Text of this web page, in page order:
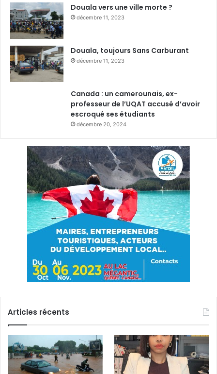
Douala vers une ville morte ?
décembre 11, 2023
Douala, toujours Sans Carburant
décembre 11, 2023
Canada : un camerounais, ex-
professeur de l’UQAT accusé d’avoir
escroqué ses étudiants
décembre 20, 2024
Articles récents